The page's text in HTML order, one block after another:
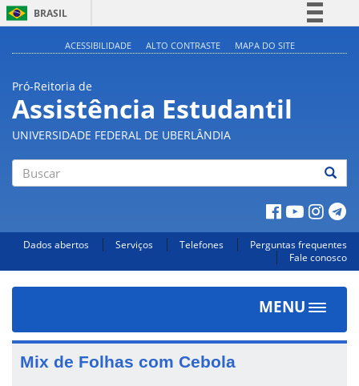
BRASIL
Acesso à informação
Legislação
Canais
ACESSIBILIDADE ALTO CONTRASTE MAPA DO SITE
Pró-Reitoria de
Assistência Estudantil
UNIVERSIDADE FEDERAL DE UBERLÂNDIA
Dados abertos Serviços Telefones
Perguntas frequentes
Fale conosco
MENU
Toggle
Mix de Folhas com Cebola